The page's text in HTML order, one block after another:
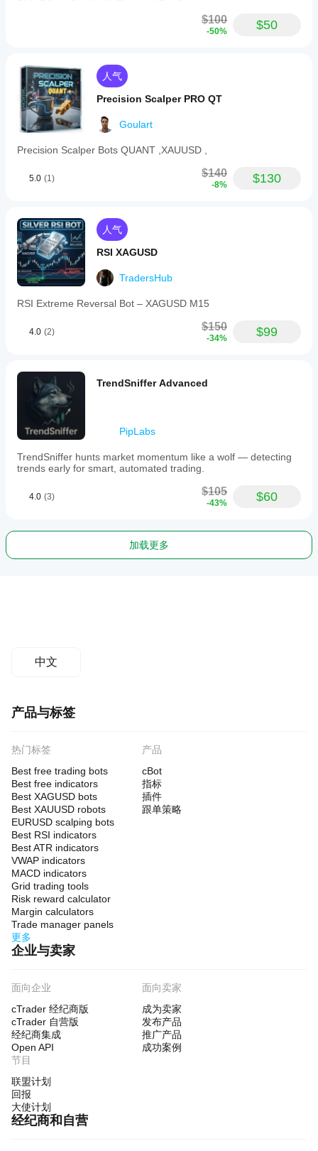
$100
-50% $50
人气
Precision Scalper PRO QT
Goulart
Precision Scalper Bots QUANT ,XAUUSD ,
5.0 (1) $140
-8% $130
人气
RSI XAGUSD
TradersHub
RSI Extreme Reversal Bot – XAGUSD M15
4.0 (2) $150
-34% $99
TrendSniffer Advanced
PipLabs
TrendSniffer hunts market momentum like a wolf — detecting
trends early for smart, automated trading.
4.0 (3) $105
-43% $60
加载更多
中文
产品与标签
热门标签
Best free trading bots
Best free indicators
Best XAGUSD bots
Best XAUUSD robots
EURUSD scalping bots
Best RSI indicators
Best ATR indicators
VWAP indicators
MACD indicators
Grid trading tools
Risk reward calculator
Margin calculators
Trade manager panels
更多
产品
cBot
指标
插件
跟单策略
企业与卖家
面向企业
cTrader 经纪商版
cTrader 自营版
经纪商集成
Open API
面向卖家
成为卖家
发布产品
推广产品
成功案例
节目
联盟计划
回报
大使计划
经纪商和自营